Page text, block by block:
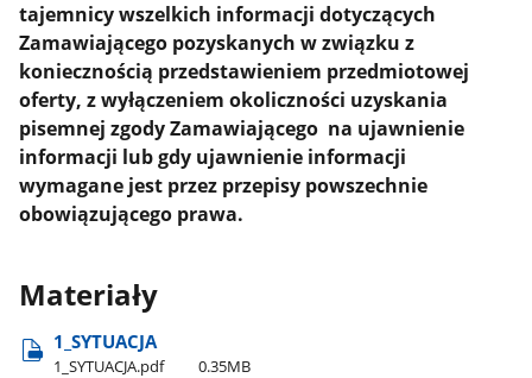
tajemnicy wszelkich informacji dotyczących
Zamawiającego pozyskanych w związku z
koniecznością przedstawieniem przedmiotowej
oferty, z wyłączeniem okoliczności uzyskania
pisemnej zgody Zamawiającego na ujawnienie
informacji lub gdy ujawnienie informacji
wymagane jest przez przepisy powszechnie
obowiązującego prawa.
Materiały
1​_SYTUACJA
1​_SYTUACJA.pdf 0.35MB